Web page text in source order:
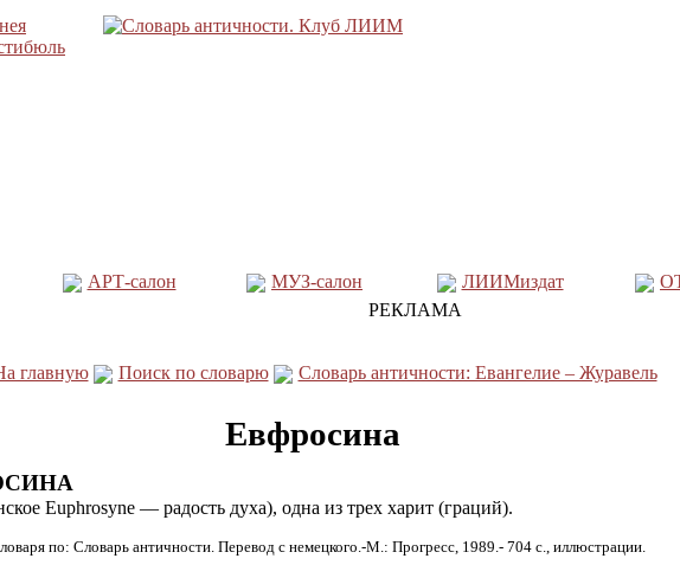
АРТ-салон МУЗ-салон ЛИИМиздат
РЕКЛАМА
главную Поиск по словарю Словарь античности: Евангелие – Журавель
Евфросина
Euphrosyne — радость духа), одна из трех харит (граций).
по: Словарь античности. Перевод с немецкого.-М.: Прогресс, 1989.- 704 с., иллюстрации.